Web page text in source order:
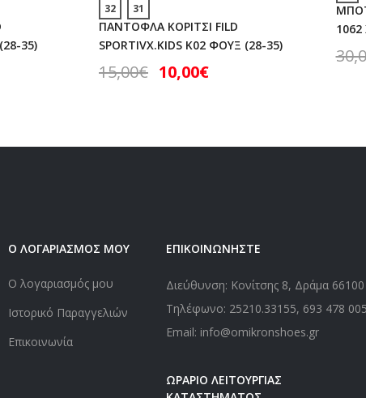
35)
32 31
ΠΑΝΤΟΦΛΑ ΚΟΡΙΤΣΙ FILD
SPORTIVX.KIDS K02 ΦΟΥΞ (28-35)
15,00€ 10,00€
1062
Ο ΛΟΓΑΡΙΑΣΜΟΣ ΜΟΥ
Ο λογαριασμός μου
Ιστορικό Παραγγελιών
Επικοινωνία
ΕΠΙΚΟΙΝΩΝΗΣΤΕ
Διεύθυνση: Κονίτσης 8, Δράμα 66100
Τηλέφωνο: 25210.33155, 693 478
Email: info@omikronshoes.gr
ΩΡΑΡΙΟ ΛΕΙΤΟΥΡΓΙΑΣ